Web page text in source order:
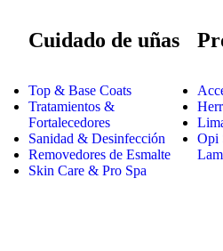
Cuidado de uñas
Top & Base Coats
Tratamientos &
Fortalecedores
Sanidad & Desinfección
Removedores de Esmalte
Skin Care & Pro Spa
Opi